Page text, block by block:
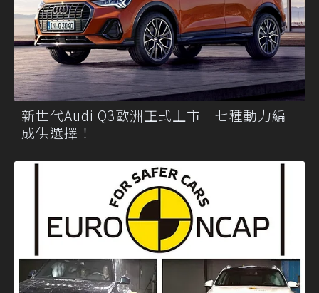
新世代Audi Q3歐洲正式上市 七種動力編
成供選擇！